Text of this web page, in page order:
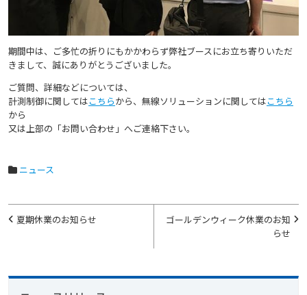
期間中は、ご多忙の折りにもかかわらず弊社ブースにお立ち寄りいただ
きまして、誠にありがとうございました。
ご質問、詳細などについては、
計測制御に関してはこちらから、無線ソリューションに関してはこちら
から
又は上部の「お問い合わせ」へご連絡下さい。
ニュース
投
ビ
ゴールデンウィーク休業のお知
らせ
夏期休業のお知らせ